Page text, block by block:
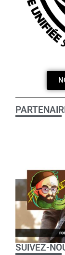
SUIVEZ-